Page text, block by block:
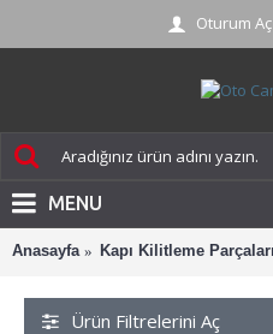
Oturum Aç
MENU
Anasayfa Kapı Kilitleme Parçaları
Ürün Filtrelerini Aç